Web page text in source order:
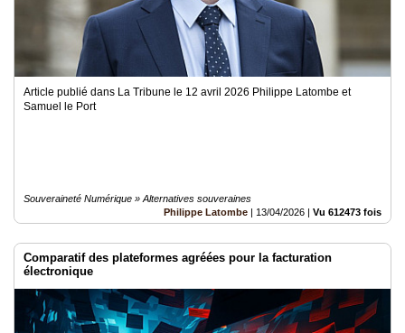
Article publié dans La Tribune le 12 avril 2026 Philippe Latombe et
Samuel le Port
Souveraineté Numérique » Alternatives souveraines
Philippe Latombe | 13/04/2026 | Vu 612473 fois
Comparatif des plateformes agréées pour la facturation
électronique